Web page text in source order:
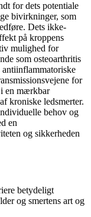
for dets potentiale
bivirkninger, som
Dets ikke-
på kroppens
mulighed for
som osteoarthritis
antiinflammatoriske
for
en mærkbar
kroniske ledsmerter.
behov og
en
og sikkerheden
betydeligt
og smertens art og